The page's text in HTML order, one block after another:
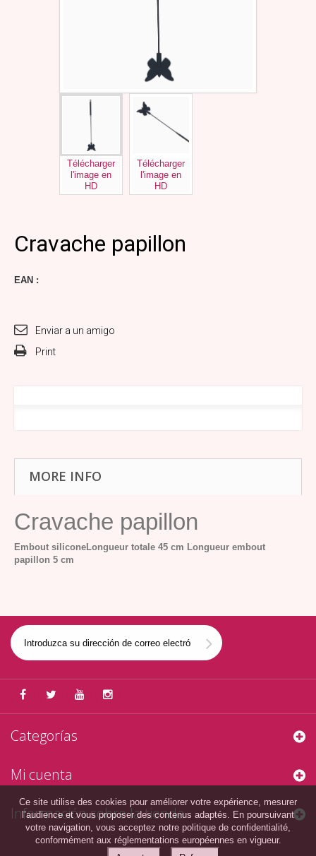
Télécharger
l'image en
HD
Télécharger
l'image en
HD
Cravache papillon
EAN :
Enviar a un amigo
Print
MORE INFO
Cravache papillon
Embout siliconeLongueur totale 45 cm Longueur embout
papillon 5 cm
Categorías
Mi cuenta
Información sobre la tienda
Ce site utilise des cookies pour améliorer votre expérience, mesurer
l’audience et vous proposer des contenus adaptés. En poursuivant
votre navigation, vous acceptez notre politique de confidentialité,
conformément aux réglementations européennes en vigueur.